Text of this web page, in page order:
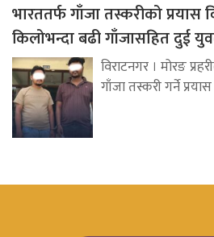
भारततर्फ गाँजा तस्करीको
किलोभन्दा बढी गाँजासहित दुई
विराटनगर । मोरङ
गाँजा तस्करी गर्ने